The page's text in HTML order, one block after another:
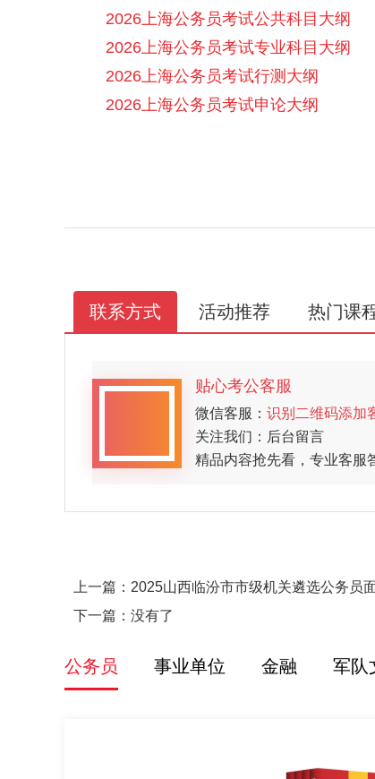
2026上海公务员考试公共科目大纲
2026上海公务员考试专业科目大纲
2026上海公务员考试行测大纲
2026上海公务员考试申论大纲
联系方式 活动推荐 热门课
贴心考公客服
微信客服： 识别二维码添加
关注我们：后台留言
精品内容抢先看，专业客服
上一篇： 2025山西临汾市市级机关遴选公务员
下一篇：没有了
公务员 事业单位 金融 军队